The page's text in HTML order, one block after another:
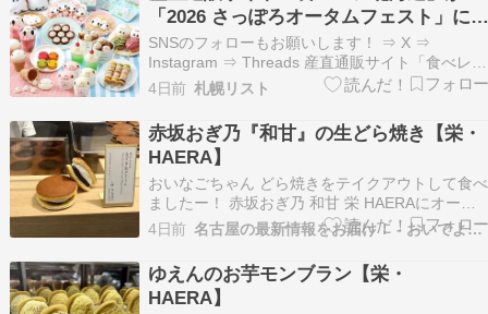
「2026 さっぽろオータムフェスト」に出
店！全ラインナップをシマエナガ一色に
SNSのフォローもお願いします！ ⇒ X ⇒
Instagram ⇒ Threads 産直通販サイト「食べレア
北海道」は2026年9月11日(金)より開催する
「2026 さっぽろオータムフェスト」に出店しま
す！ 今年はSNS やメディアで絶大な人気を誇る
北海道の野鳥「シマエナガ」…
4日前 札幌リスト
赤坂おぎ乃『和甘』の生どら焼き【栄・
HAERA】
おいなごちゃん どら焼きをテイクアウトして食べ
ましたー！ 赤坂おぎ乃 和甘 栄 HAERAにオープ
ンした赤坂おぎ乃 和甘 は、店頭の銅板で丁寧に
焼かれたどら焼きや 和ジェラートが揃った和スイ
ーツ専門店。 テイクアウトで気軽に、こだわりの
甘味に出会ってくださいね✨️ pic.tw…
4日前 名古屋の最新情報をお届け！ - おいでよ名古屋の食べ歩きログ
ゆえんのお芋モンブラン【栄・
HAERA】